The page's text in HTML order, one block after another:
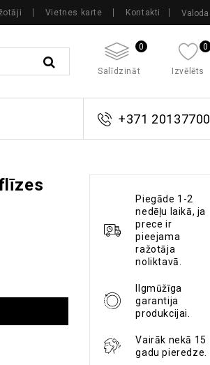
Valoda
Vietnes karte Kontakti
0
Salīdzināt
0
Izvēlēts
+371 20137700
Piegāde 1-2
nedēļu laikā, ja
prece ir
pieejama
ražotāja
noliktavā.
Ilgmūžīga
garantija
produkcijai.
Vairāk nekā 15
gadu pieredze.